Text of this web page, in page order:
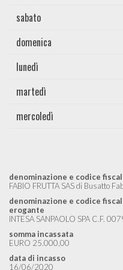
sabato
domenica
lunedì
martedì
mercoledì
denominazione e codice
FABIO FRUTTA SAS di Busatto
denominazione e codice
erogante
INTESA SANPAOLO SPA C.F.
somma incassata
EURO 25.000,00
data di incasso
16/06/2020